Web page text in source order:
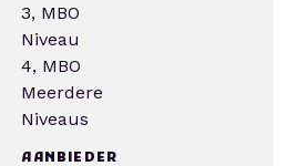
3, MBO
Niveau
4, MBO
Meerdere
Niveaus
AANBIEDER